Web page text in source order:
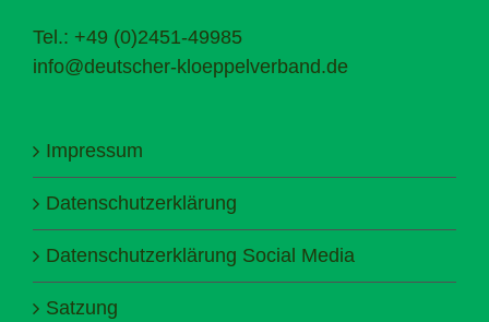
Tel.: +49 (0)2451-49985
info@deutscher-kloeppelverband.de
Impressum
Datenschutzerklärung
Datenschutzerklärung Social Media
Satzung